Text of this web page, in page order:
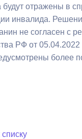
о результатах
будут отражены в
инвалида.
не согласен с
РФ от
более
списку